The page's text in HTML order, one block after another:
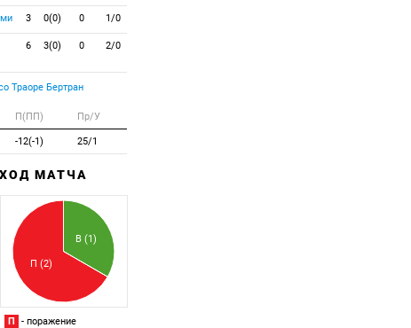
3 0(0) 0 1/0
6 3(0) 0 2/0
Траоре Бертран
П(ПП) Пр/У
-12(-1) 25/1
МАТЧА
В (1)
П (2)
П - поражение